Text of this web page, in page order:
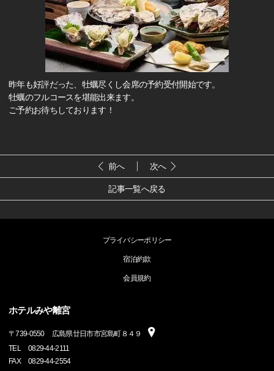
昨年も好評だった、牡蠣尽くし会席の予約受付開始です。
牡蠣のフルコースを堪能出来ます。
ご予約お待ちしております！
前へ 次へ
記事一覧へ戻る
プライバシーポリシー
宿泊約款
会員規約
ホテルみや離宮
〒739-0550
広島県廿日市市宮島町８４９
TEL
0829-44-2111
FAX
0829-44-2554